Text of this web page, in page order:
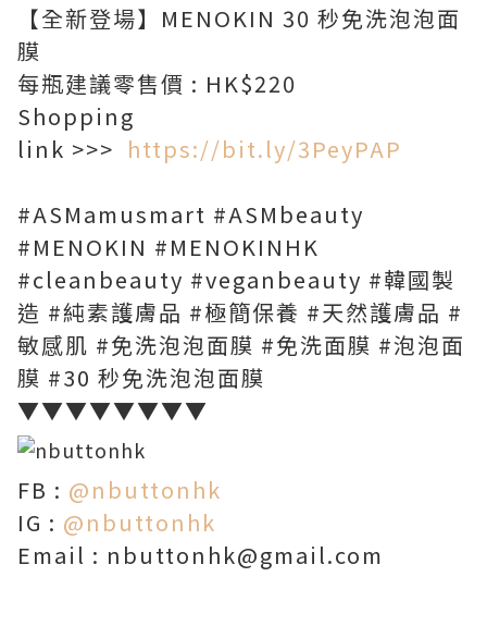
【全新登場】MENOKIN 30 秒免洗泡泡面
膜
每瓶建議零售價 : HK$220
Shopping
link >>> https://bit.ly/3PeyPAP
#ASMamusmart #ASMbeauty
#MENOKIN #MENOKINHK
#cleanbeauty #veganbeauty #韓國製
造 #純素護膚品 #極簡保養 #天然護膚品 #
敏感肌 #免洗泡泡面膜 #免洗面膜 #泡泡面
膜 #30 秒免洗泡泡面膜
▼▼▼▼▼▼▼▼
FB : @nbuttonhk
IG : @nbuttonhk
Email : nbuttonhk@gmail.com